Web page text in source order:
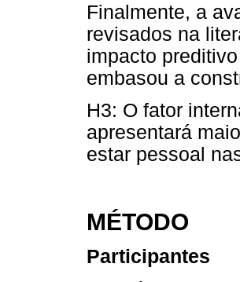
Finalmente, a
revisados na
impacto
embasou a
H3: O fator
apresentará
estar pessoal
MÉTODO
Participantes